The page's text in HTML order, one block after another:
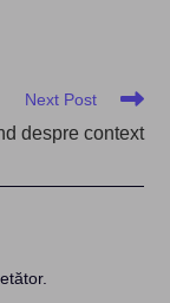
Next Post
despre context